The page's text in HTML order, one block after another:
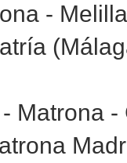
- Melilla
Matrona -